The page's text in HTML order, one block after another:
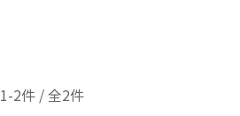
1-2件 / 全2件